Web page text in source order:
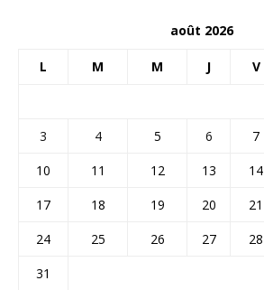
août 2026
L M M J V
3
4 5 6 7
10
11 12 13 14
17
18 19 20 21
24
25 26 27 28
31